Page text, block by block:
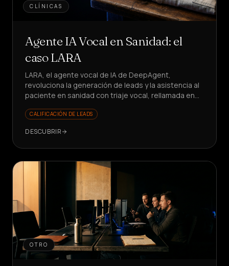
CLÍNICAS
Agente IA Vocal en Sanidad: el
caso LARA
LARA, el agente vocal de IA de DeepAgent,
revoluciona la generación de leads y la asistencia al
paciente en sanidad con triaje vocal, rellamada en
CALIFICACIÓN DE LEADS
DESCUBRIR
OTRO